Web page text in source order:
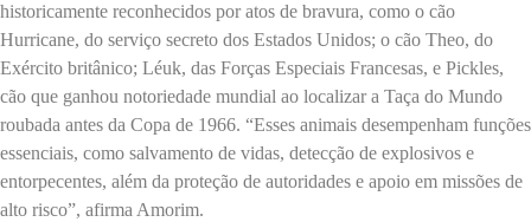
historicamente reconhecidos por atos de bravura, como o cão
Hurricane, do serviço secreto dos Estados Unidos; o cão Theo, do
Exército britânico; Léuk, das Forças Especiais Francesas, e Pickles,
cão que ganhou notoriedade mundial ao localizar a Taça do Mundo
roubada antes da Copa de 1966. “Esses animais desempenham funções
essenciais, como salvamento de vidas, detecção de explosivos e
entorpecentes, além da proteção de autoridades e apoio em missões de
alto risco”, afirma Amorim.